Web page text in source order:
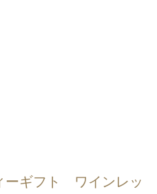
ーギフト ワインレッ